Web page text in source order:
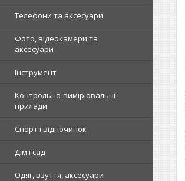
Телефони та аксесуари
Фото, відеокамери та
аксесуари
Інструмент
Контрольно-вимірювальні
прилади
Спорт і відпочинок
Дім і сад
Одяг, взуття, аксесуари